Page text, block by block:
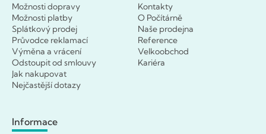
Možnosti dopravy
Možnosti platby
Splátkový prodej
Průvodce reklamací
Výměna a vrácení
Odstoupit od smlouvy
Jak nakupovat
Nejčastější dotazy
Kontakty
O Počítárně
Naše prodejna
Reference
Velkoobchod
Kariéra
Informace